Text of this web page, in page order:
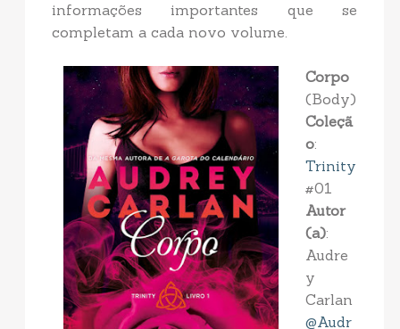
informações importantes que se
completam a cada novo volume.
Corpo
(Body)
Coleçã
o:
Trinity
#01
Autor
(a):
Audre
y
Carlan
@Audr